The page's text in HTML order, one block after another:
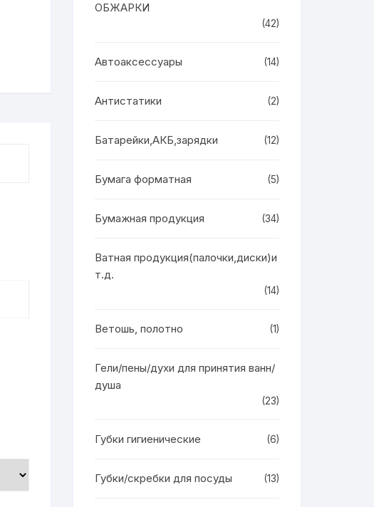
ОБЖАРКИ
(42)
Автоаксессуары (14)
Антистатики (2)
Батарейки,АКБ,зарядки (12)
Бумага форматная (5)
Бумажная продукция (34)
Ватная продукция(палочки,диски)и
т.д.
(14)
Ветошь, полотно (1)
Гели/пены/духи для принятия ванн/
душа
(23)
Губки гигиенические (6)
Губки/скребки для посуды (13)